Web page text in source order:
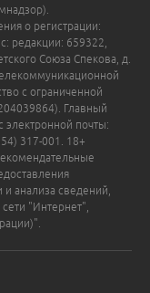
о регистрации:
редакции: 659322,
Союза Спекова, д.
с ограниченной
Главный
электронной почты:
317-001. 18+
анализа сведений,
"Интернет",